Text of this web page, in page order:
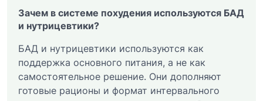
Зачем в системе похудения используются БАД
и нутрицевтики?
БАД и нутрицевтики используются как
поддержка основного питания, а не как
самостоятельное решение. Они дополняют
готовые рационы и формат интервального